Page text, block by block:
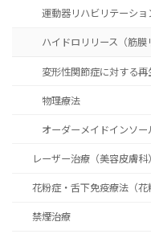
運動器リハビリテーショ
ハイドロリリース（筋膜
変形性関節症に対する再
物理療法
オーダーメイドインソー
レーザー治療（美容皮膚科）
花粉症・舌下免疫療法（花
禁煙治療